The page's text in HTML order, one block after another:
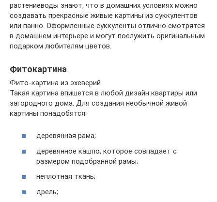
растениеводы знают, что в домашних условиях можно
создавать прекрасные живые картины из суккулентов
или панно. Оформленные суккуленты отлично смотрятся
в домашнем интерьере и могут послужить оригинальным
подарком любителям цветов.
Фитокартина
Фито-картина из эхеверий
Такая картина впишется в любой дизайн квартиры или
загородного дома. Для создания необычной живой
картины понадобятся:
деревянная рама;
деревянное кашпо, которое совпадает с
размером подобранной рамы;
неплотная ткань;
дрель;